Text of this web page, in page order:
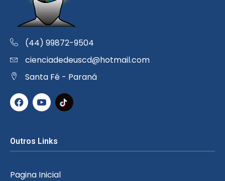
(44) 99872-9504
cienciadedeuscd@hotmail.com
Santa Fé - Paraná
Outros Links
Pagina Inicial